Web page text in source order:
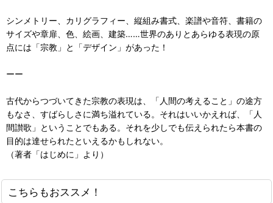
シンメトリー、カリグラフィー、縦組み書式、楽譜や音符、書籍の
サイズや章扉、色、絵画、建築……世界のありとあらゆる表現の原
点には「宗教」と「デザイン」があった！
ーー
古代からつづいてきた宗教の表現は、「人間の考えること」の途方
もなさ、すばらしさに満ち溢れている。それはいいかえれば、「人
間讃歌」ということでもある。それを少しでも伝えられたら本書の
目的は達せられたといえるかもしれない。
（著者「はじめに」より）
こちらもおススメ！